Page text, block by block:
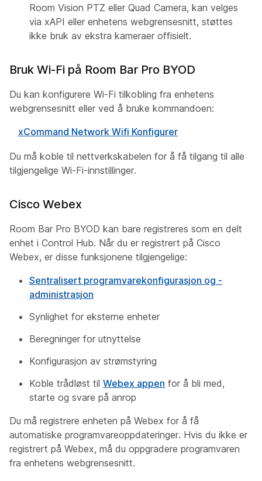
Room Vision PTZ eller Quad Camera, kan velges
via xAPI eller enhetens webgrensesnitt, støttes
ikke bruk av ekstra kameraer offisielt.
Bruk Wi-Fi på Room Bar Pro BYOD
Du kan konfigurere Wi-Fi tilkobling fra enhetens
webgrensesnitt eller ved å bruke kommandoen:
xCommand Network Wifi Konfigurer
Du må koble til nettverkskabelen for å få tilgang til alle
tilgjengelige Wi-Fi-innstillinger.
Cisco Webex
Room Bar Pro BYOD kan bare registreres som en delt
enhet i Control Hub. Når du er registrert på Cisco
Webex, er disse funksjonene tilgjengelige:
Sentralisert programvarekonfigurasjon og -
administrasjon
Synlighet for eksterne enheter
Beregninger for utnyttelse
Konfigurasjon av strømstyring
Koble trådløst til Webex appen for å bli med,
starte og svare på anrop
Du må registrere enheten på Webex for å få
automatiske programvareoppdateringer. Hvis du ikke er
registrert på Webex, må du oppgradere programvaren
fra enhetens webgrensesnitt.